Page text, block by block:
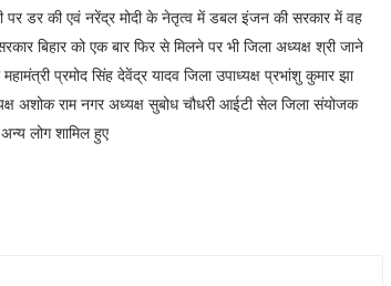
पर डर की एवं नरेंद्र मोदी के नेतृत्व में डबल इंजन की सरकार में वह
बिहार को एक बार फिर से मिलने पर भी जिला अध्यक्ष श्री जाने
प्रमोद सिंह देवेंद्र यादव जिला उपाध्यक्ष प्रभांशु कुमार झा
अशोक राम नगर अध्यक्ष सुबोध चौधरी आईटी सेल जिला संयोजक
लोग शामिल हुए